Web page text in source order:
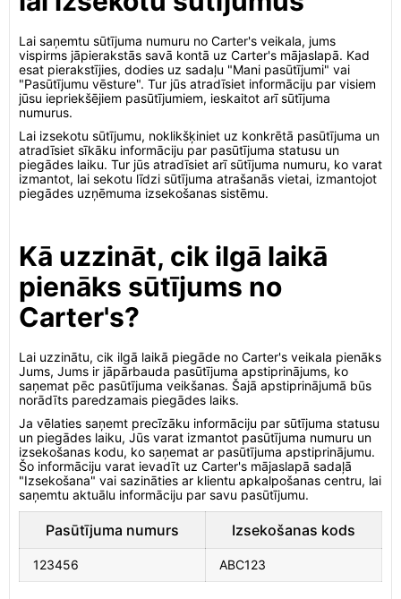
Lai saņemtu sūtījuma numuru no Carter's veikala, jums
vispirms jāpierakstās savā kontā uz Carter's mājaslapā. Kad
esat pierakstījies, dodies uz sadaļu "Mani pasūtījumi" vai
"Pasūtījumu vēsture". Tur jūs atradīsiet informāciju par visiem
jūsu iepriekšējiem pasūtījumiem, ieskaitot arī sūtījuma
numurus.
Lai izsekotu sūtījumu, noklikšķiniet uz konkrētā pasūtījuma un
atradīsiet sīkāku informāciju par pasūtījuma statusu un
piegādes laiku. Tur jūs atradīsiet arī sūtījuma numuru, ko varat
izmantot, lai sekotu līdzi sūtījuma atrašanās vietai, izmantojot
piegādes uzņēmuma izsekošanas sistēmu.
Kā uzzināt, cik ilgā laikā
pienāks sūtījums no
Carter's?
Lai uzzinātu, cik ilgā laikā piegāde no Carter's veikala pienāks
Jums, Jums ir jāpārbauda pasūtījuma apstiprinājums, ko
saņemat pēc pasūtījuma veikšanas. Šajā apstiprinājumā būs
norādīts paredzamais piegādes laiks.
Ja vēlaties saņemt precīzāku informāciju par sūtījuma statusu
un piegādes laiku, Jūs varat izmantot pasūtījuma numuru un
izsekošanas kodu, ko saņemat ar pasūtījuma apstiprinājumu.
Šo informāciju varat ievadīt uz Carter's mājaslapā sadaļā
"Izsekošana" vai sazināties ar klientu apkalpošanas centru, lai
saņemtu aktuālu informāciju par savu pasūtījumu.
Pasūtījuma numurs Izsekošanas kods
123456 ABC123